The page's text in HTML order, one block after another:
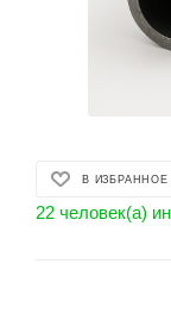
В ИЗБРАННОЕ
22 человек(а)